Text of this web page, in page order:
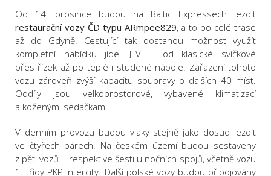
Od 14. prosince budou na Baltic Expressech jezdit
restaurační vozy ČD typu ARmpee829, a to po celé trase
až do Gdyně. Cestující tak dostanou možnost využít
kompletní nabídku jídel JLV – od klasické svíčkové
přes řízek až po teplé i studené nápoje. Zařazení tohoto
vozu zároveň zvýší kapacitu soupravy o dalších 40 míst.
Oddíly jsou velkoprostorové, vybavené klimatizací
a koženými sedačkami.
V denním provozu budou vlaky stejně jako dosud jezdit
ve čtyřech párech. Na českém území budou sestaveny
z pěti vozů – respektive šesti u nočních spojů, včetně vozu
1. třídy PKP Intercity. Další polské vozy budou připojovány